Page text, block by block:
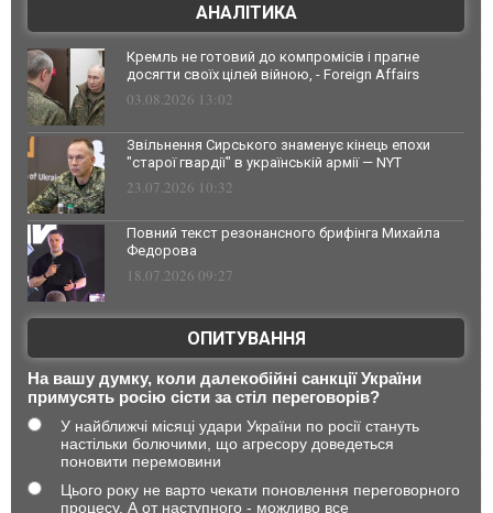
АНАЛІТИКА
Кремль не готовий до компромісів і прагне
досягти своїх цілей війною, - Foreign Affairs
03.08.2026 13:02
Звільнення Сирського знаменує кінець епохи
"старої гвардії" в українській армії — NYT
23.07.2026 10:32
Повний текст резонансного брифінга Михайла
Федорова
18.07.2026 09:27
ОПИТУВАННЯ
На вашу думку, коли далекобійні санкції України
примусять росію сісти за стіл переговорів?
У найближчі місяці удари України по росії стануть
настільки болючими, що агресору доведеться
поновити перемовини
Цього року не варто чекати поновлення переговорного
процесу. А от наступного - можливо все